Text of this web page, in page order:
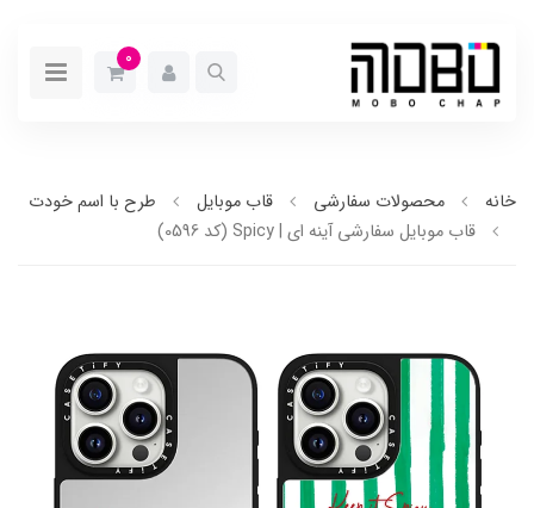
0
خانه محصولات سفارشی قاب موبایل
طرح با اسم خودت
قاب موبایل سفارشی آینه ای | Spicy (کد 0596)